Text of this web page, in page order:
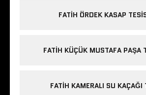
FATIH ÖRDEK KASAP
FATIH KÜÇÜK MUSTAFA PAŞA
FATIH KAMERALI SU KAÇAĞI